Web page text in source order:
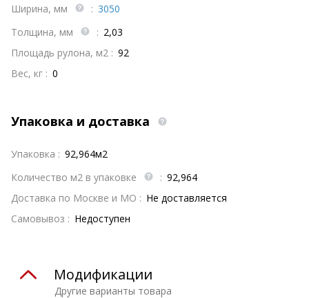
Ширина, мм
: 3050
Толщина, мм
: 2,03
Площадь рулона, м2 : 92
Вес, кг : 0
Упаковка и доставка
Упаковка : 92,964м2
Количество м2 в упаковке
: 92,964
Доставка по Москве и МО : Не доставляется
Самовывоз : Недоступен
Другие варианты товара
Модификации